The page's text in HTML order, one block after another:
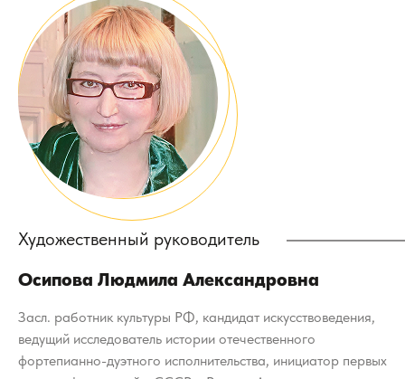
Художественный руководитель
Осипова Людмила Александровна
Засл. работник культуры РФ, кандидат искусствоведения,
ведущий исследователь истории отечественного
фортепианно-дуэтного исполнительства, инициатор первых